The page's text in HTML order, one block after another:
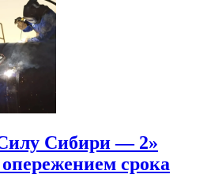
Сибири — 2»
срока